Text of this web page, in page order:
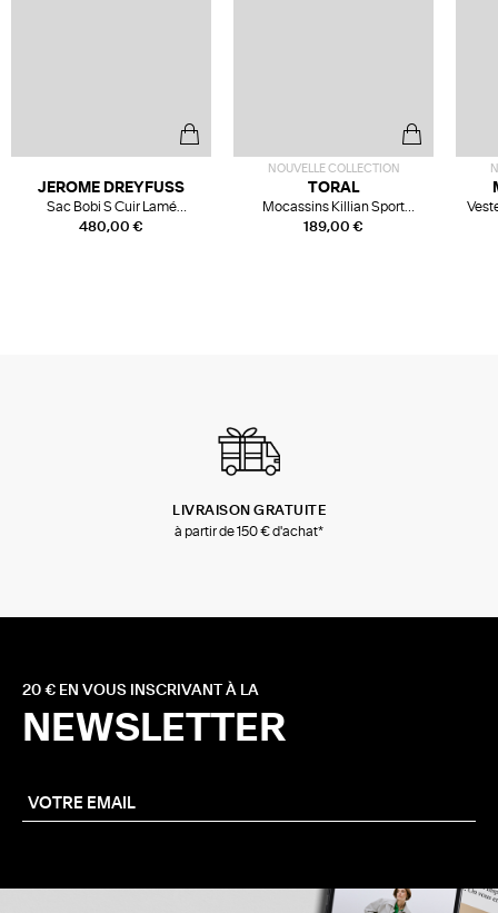
480,00 €
JEROME DREYFUSS
Sac Bobi S Cuir Lamé
Champagne
NOUVELLE COLLECTION
189,00 €
TORAL
Mocassins Killian Sport
Mousse
LIVRAISON GRATUITE
à partir de 150 € d'achat*
20 € EN VOUS INSCRIVANT À LA
NEWSLETTER